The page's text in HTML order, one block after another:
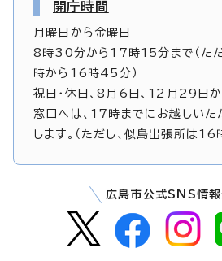
開庁時間
月曜日から金曜日
8時30分から17時15分まで（た
時から16時45分）
祝日・休日、8月6日、12月29日
窓口へは、17時までにお越しいた
します。（ただし、似島出張所は
広島市公式SNS情報